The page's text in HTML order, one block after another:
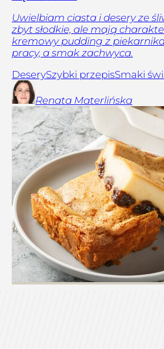
Uwielbiam ciasta i desery ze
zbyt słodkie, ale mają
kremowy pudding z
pracy, a smak zachwyca.
DeserySzybki przepisSmaki
Renata Materlińska